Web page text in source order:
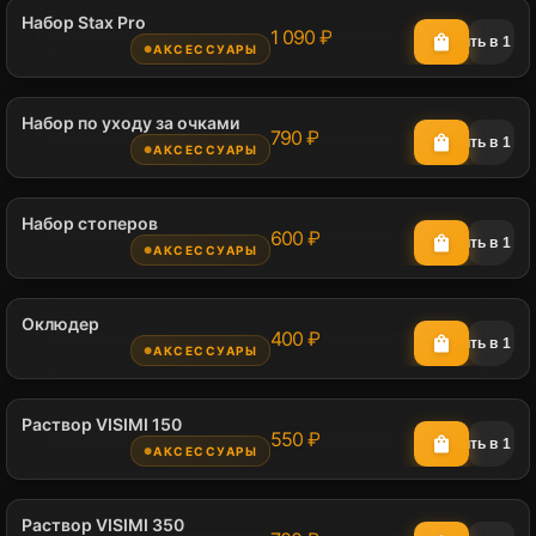
Набор Stax Pro
●АКСЕССУАРЫ 1 090 ₽ shopping_bag
shopping_cart_checkout
Купить в 1
Набор по уходу за очками
●АКСЕССУАРЫ 790 ₽ shopping_bag
shopping_cart_checkout
Купить в 1
Набор стоперов
●АКСЕССУАРЫ 600 ₽ shopping_bag
shopping_cart_checkout
Купить в 1
Оклюдер
●АКСЕССУАРЫ 400 ₽ shopping_bag
shopping_cart_checkout
Купить в 1
Раствор VISIMI 150
●АКСЕССУАРЫ 550 ₽ shopping_bag
shopping_cart_checkout
Купить в 1
Раствор VISIMI 350